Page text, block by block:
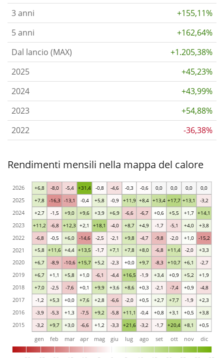
3 anni
+155,11%
5 anni
+162,64%
Dal lancio (MAX)
+1.205,38%
2025
+45,23%
2024
+43,99%
2023
+54,88%
2022
-36,38%
Rendimenti mensili nella mappa del calore
-3,2 +9,7 +3,0 -6,6 +1,2 -3,3 +21,6 -3,2 -1,7 +20,4 +8,1 +0,5
-3,9 -5,3 +1,3 -7,5 +9,2 -5,8 +11,1 -0,4 +0,8 +3,1 +0,5 +3,8
-1,2 +5,3 +0,0 +7,6 +2,8 -6,6 -2,0 +0,5 +2,7 +7,7 -1,9 +2,3
+7,0 -2,5 -7,6 +0,1 +9,9 +3,6 +8,6 +0,3 -2,1 -7,4 +0,9 -4,8
+6,7 +1,1 +5,8 +1,0 -6,1 -4,4 +16,5 -1,9 +3,4 +0,9 +5,2 +1,9
+6,7 -8,9 -10,6 +15,7 +5,2 -2,3 +0,0 +9,7 -8,3 +10,7 +6,1 -2,7
+5,8 +11,6 +4,4 +13,5 -1,7 +7,1 +7,8 +8,0 -6,8 +11,4 -2,0 +3,3
-6,8 -0,5 +6,0 -14,6 -2,5 -2,1 +9,8 -4,7 -9,8 -2,0 +1,0 -15,2
+11,2 -6,8 +12,3 +2,1 +18,1 -4,0 +8,7 +4,9 -1,7 -5,1 +4,0 +3,8
+2,7 -1,5 +9,0 +9,6 +3,9 +6,9 -6,6 -6,7 +0,6 +5,5 +1,7 +14,1
+7,8 -16,3 -13,1 -0,4 +5,8 -0,9 +11,9 +8,4 +13,4 +17,7 +13,1 -3,2
+6,8 -8,0 -5,4 +31,4 -0,8 -4,6 -0,3 -0,6 0,0 0,0 0,0 0,0
gen feb mar apr mag giu lug ago set ott nov dic
2015
2016
2017
2018
2019
2020
2021
2022
2023
2024
2025
2026